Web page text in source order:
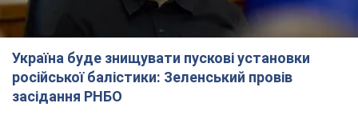
Україна буде знищувати пускові установки
російської балістики: Зеленський провів
засідання РНБО